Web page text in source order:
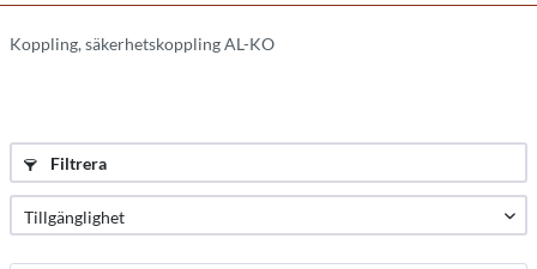
Koppling, säkerhetskoppling AL-KO
Filtrera